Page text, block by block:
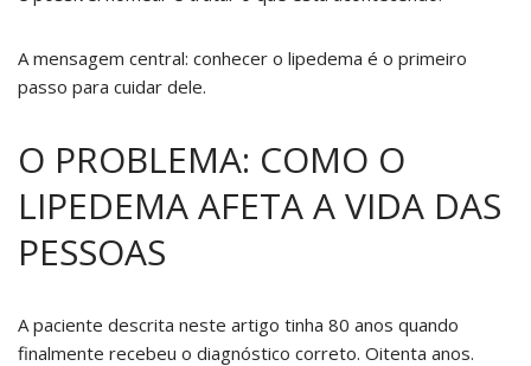
A mensagem central: conhecer o lipedema é o primeiro
passo para cuidar dele.
O PROBLEMA: COMO O
LIPEDEMA AFETA A VIDA DAS
PESSOAS
A paciente descrita neste artigo tinha 80 anos quando
finalmente recebeu o diagnóstico correto. Oitenta anos.